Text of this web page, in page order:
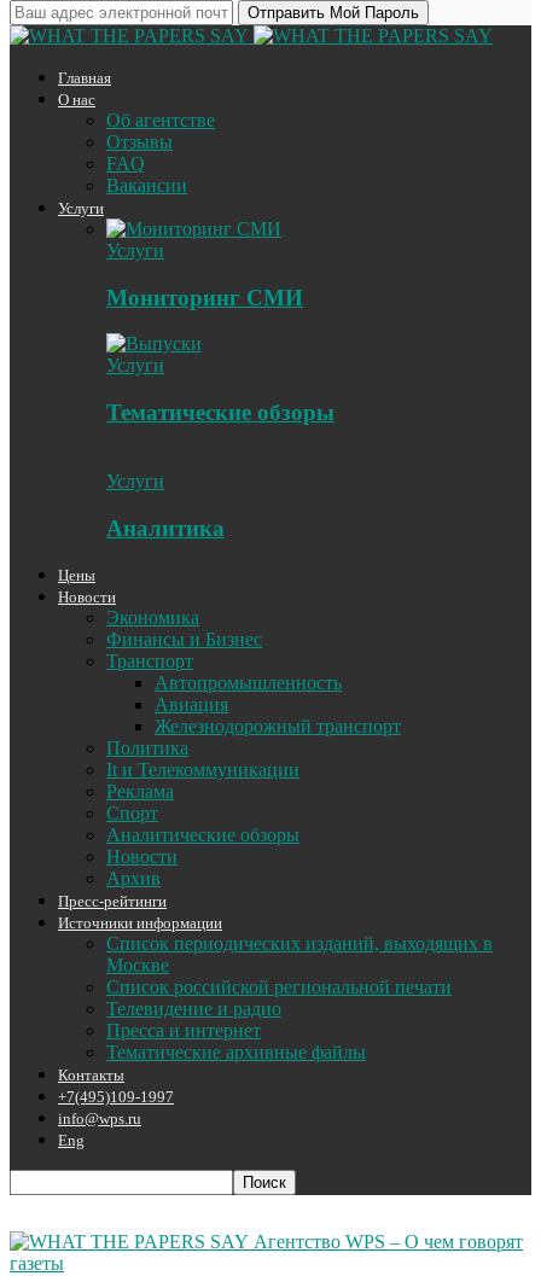
Главная
О нас
Об агентстве
Отзывы
FAQ
Вакансии
Услуги
Услуги
Мониторинг СМИ
Услуги
Тематические обзоры
Услуги
Аналитика
Цены
Новости
Экономика
Финансы и Бизнес
Транспорт
Автопромышленность
Авиация
Железнодорожный транспорт
Политика
It и Телекоммуникации
Реклама
Спорт
Аналитические обзоры
Новости
Архив
Пресс-рейтинги
Источники информации
Список периодических изданий, выходящих в
Москве
Список российской региональной печати
Телевидение и радио
Пресса и интернет
Тематические архивные файлы
Контакты
+7(495)109-1997
info@wps.ru
Eng
Агентство WPS – О чем говорят
газеты